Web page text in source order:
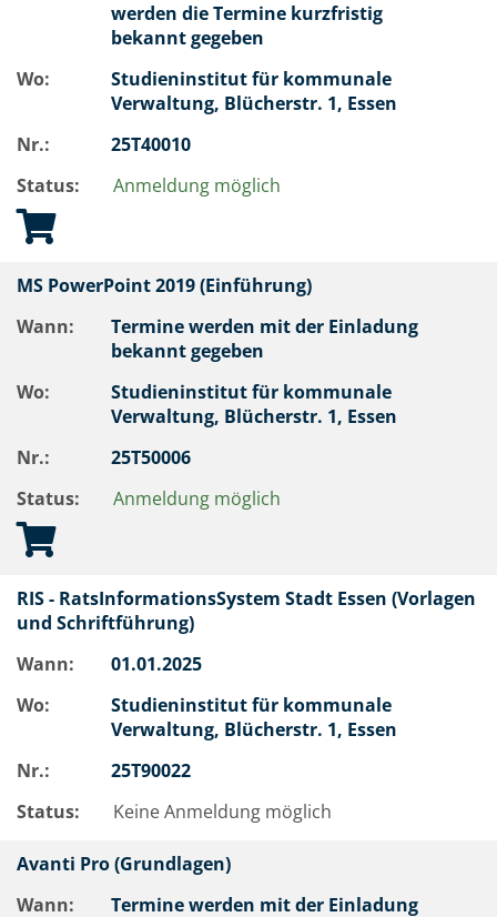
werden die Termine kurzfristig
bekannt gegeben
Wo:
Studieninstitut für kommunale
Verwaltung, Blücherstr. 1, Essen
Nr.:
25T40010
Status:
Anmeldung möglich
MS PowerPoint 2019 (Einführung)
Wann:
Termine werden mit der Einladung
bekannt gegeben
Wo:
Studieninstitut für kommunale
Verwaltung, Blücherstr. 1, Essen
Nr.:
25T50006
Status:
Anmeldung möglich
RIS - RatsInformationsSystem Stadt Essen (Vorlagen
und Schriftführung)
Wann:
01.01.2025
Wo:
Studieninstitut für kommunale
Verwaltung, Blücherstr. 1, Essen
Nr.:
25T90022
Status:
Keine Anmeldung möglich
Avanti Pro (Grundlagen)
Wann:
Termine werden mit der Einladung